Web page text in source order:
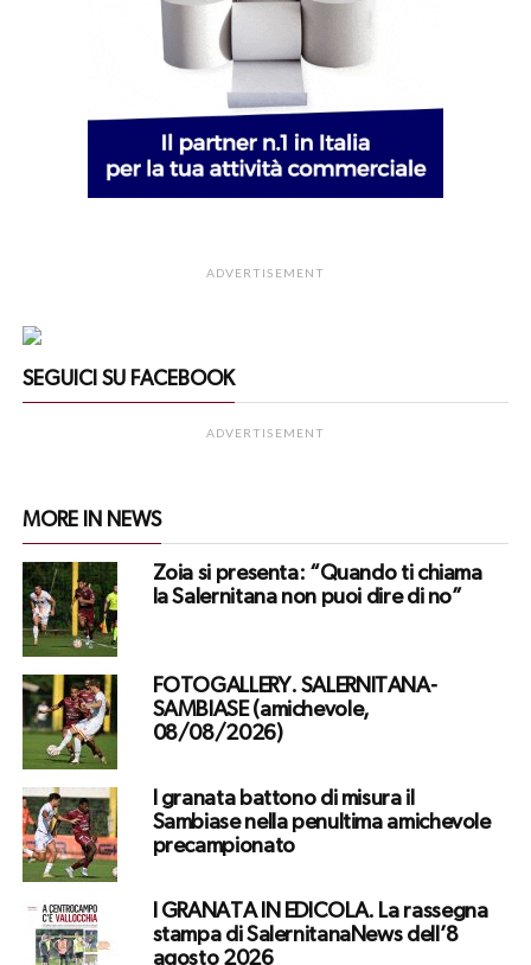
ADVERTISEMENT
SEGUICI SU FACEBOOK
ADVERTISEMENT
MORE IN NEWS
Zoia si presenta: “Quando ti chiama
la Salernitana non puoi dire di no”
FOTOGALLERY. SALERNITANA-
SAMBIASE (amichevole,
08/08/2026)
I granata battono di misura il
Sambiase nella penultima amichevole
precampionato
I GRANATA IN EDICOLA. La rassegna
stampa di SalernitanaNews dell’8
agosto 2026